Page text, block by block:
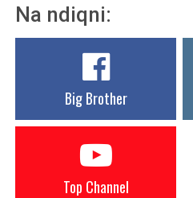
Na ndiqni:
Big Brother
Top Channel